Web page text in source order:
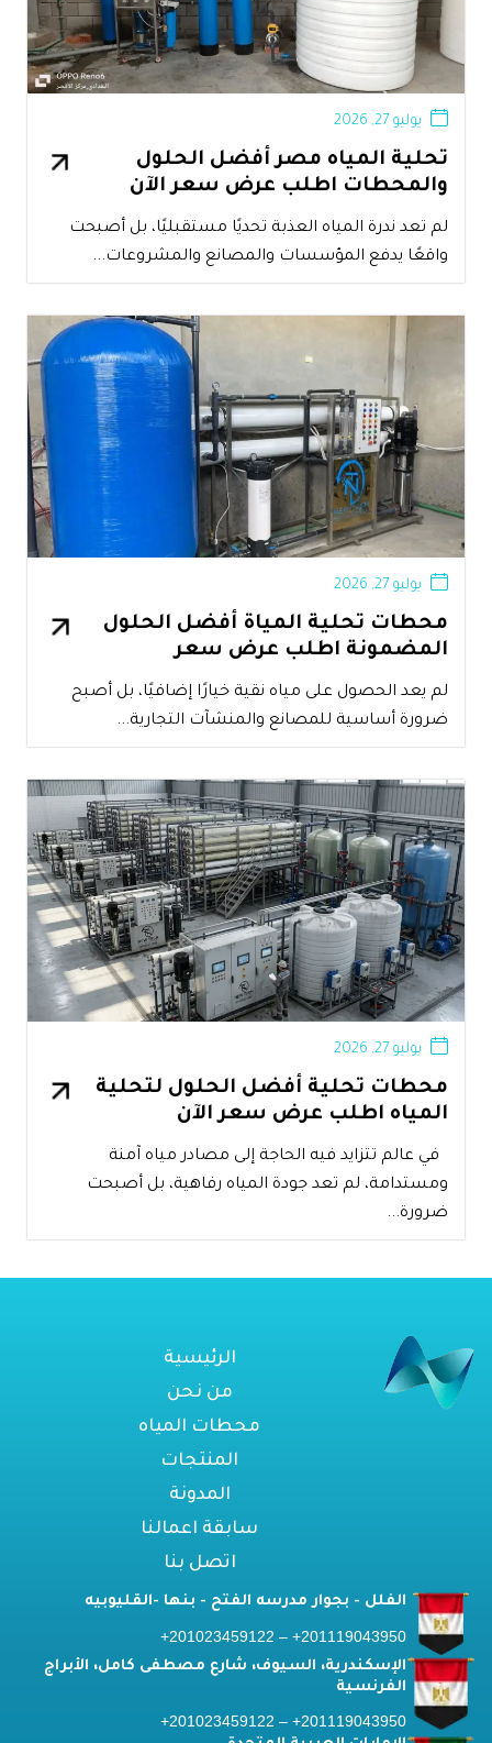
تحلية المياه مصر أفضل الحلول
والمحطات اطلب عرض سعر الآن
يوليو 27, 2026
لم تعد ندرة المياه العذبة تحديًا مستقبليًا، بل أصبحت
واقعًا يدفع المؤسسات والمصانع والمشروعات...
محطات تحلية المياة أفضل الحلول
المضمونة اطلب عرض سعر
يوليو 27, 2026
لم يعد الحصول على مياه نقية خيارًا إضافيًا، بل أصبح
ضرورة أساسية للمصانع والمنشآت التجارية...
محطات تحلية أفضل الحلول لتحلية
المياه اطلب عرض سعر الآن
يوليو 27, 2026
في عالم تتزايد فيه الحاجة إلى مصادر مياه آمنة
ومستدامة، لم تعد جودة المياه رفاهية، بل أصبحت
ضرورة...
الرئيسية
من نحن
محطات المياه
المنتجات
المدونة
سابقة اعمالنا
اتصل بنا
الفلل - بجوار مدرسه الفتح - بنها -القليوبيه
201119043950+ – 201023459122+
الإسكندرية، السيوف، شارع مصطفى كامل، الأبراج
الفرنسية
201119043950+ – 201023459122+